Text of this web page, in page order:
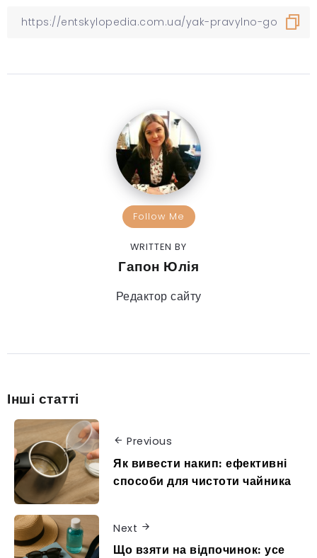
Follow Me
WRITTEN BY
Гапон Юлія
Редактор сайту
Інші статті
Previous
Як вивести накип: ефективні
способи для чистоти чайника
Next
Що взяти на відпочинок: усе